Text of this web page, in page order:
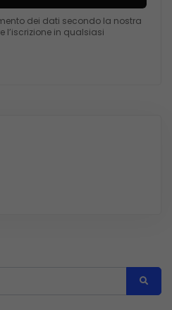
dei dati secondo la nostra
l’iscrizione in qualsiasi